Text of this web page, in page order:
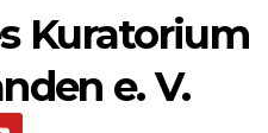
Kuratorium
e. V.